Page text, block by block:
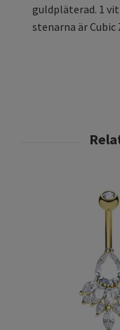
guldpläterad. 1
stenarna är Cubic